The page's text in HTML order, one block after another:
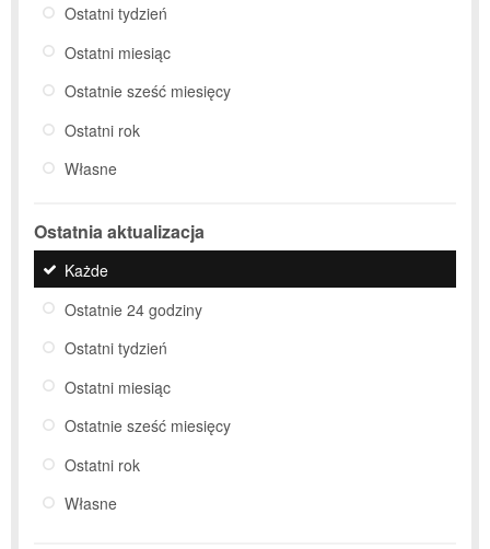
Ostatni tydzień
Ostatni miesiąc
Ostatnie sześć miesięcy
Ostatni rok
Własne
Ostatnia aktualizacja
Każde
Ostatnie 24 godziny
Ostatni tydzień
Ostatni miesiąc
Ostatnie sześć miesięcy
Ostatni rok
Własne